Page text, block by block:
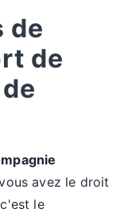
de
de
avez le droit
le